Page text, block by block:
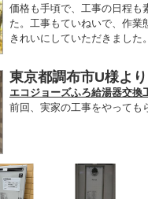
価格も手頃で、工事の日程も
た。工事もていねいで、作業
きれいにしていただきました。
東京都調布市U様より
エコジョーズふろ給湯器交換
前回、実家の工事をやっても